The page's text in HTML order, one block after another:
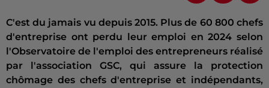
C'est du jamais vu depuis 2015. Plus de 60 800 chefs
d'entreprise ont perdu leur emploi en 2024 selon
l'Observatoire de l'emploi des entrepreneurs réalisé
par l'association GSC, qui assure la protection
chômage des chefs d'entreprise et indépendants,